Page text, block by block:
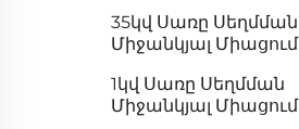
35կվ Սառը Սեղմման
Միջանկյալ Միացում
1կվ Սառը Սեղմման
Միջանկյալ Միացում